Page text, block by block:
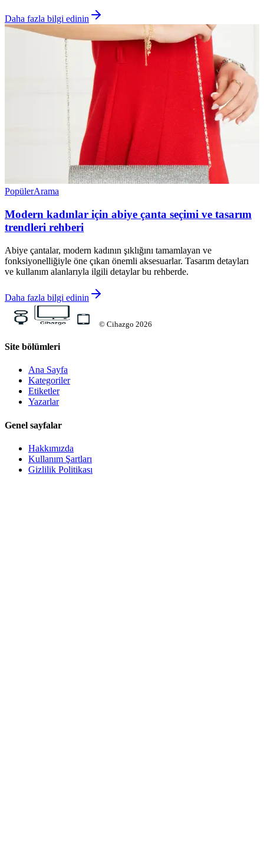
Daha fazla bilgi edinin
PopülerArama
Modern kadınlar için abiye çanta seçimi ve tasarım
trendleri rehberi
Abiye çantalar, modern kadının şıklığını tamamlayan ve
fonksiyonelliğiyle öne çıkan önemli aksesuarlar. Tasarım detayları
ve kullanım alanlarıyla ilgili detaylar bu rehberde.
Daha fazla bilgi edinin
© Cihazgo 2026
Site bölümleri
Ana Sayfa
Kategoriler
Etiketler
Yazarlar
Genel sayfalar
Hakkımızda
Kullanım Şartları
Gizlilik Politikası